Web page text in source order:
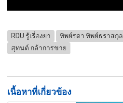
RDU รู้เรื่องยา ทิพย์รดา ทิพย์ธราสกุล
สุทนต์ กล้าการขาย
เนื้อหาที่เกี่ยวข้อง